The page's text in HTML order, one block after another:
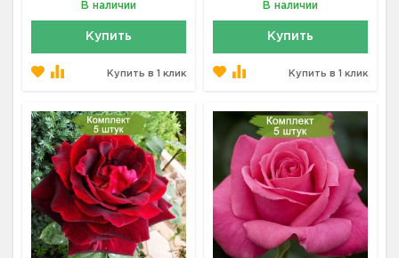
В наличии
Купить
Купить в 1 клик
В наличии
Купить
Купить в 1 клик